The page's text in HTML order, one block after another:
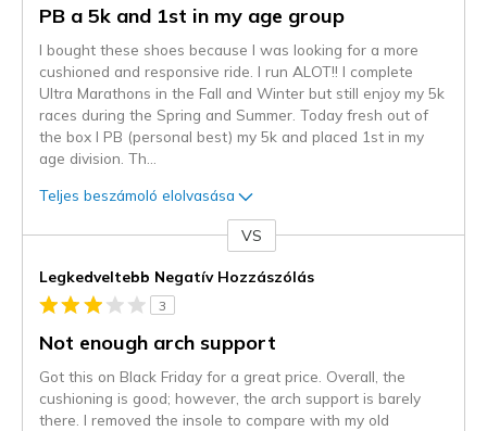
PB a 5k and 1st in my age group
I bought these shoes because I was looking for a more
cushioned and responsive ride. I run ALOT!! I complete
Ultra Marathons in the Fall and Winter but still enjoy my 5k
races during the Spring and Summer. Today fresh out of
the box I PB (personal best) my 5k and placed 1st in my
age division. Th
Teljes beszámoló elolvasása
VS
Legkedveltebb Negatív Hozzászólás
3
Not enough arch support
Got this on Black Friday for a great price. Overall, the
cushioning is good; however, the arch support is barely
there. I removed the insole to compare with my old